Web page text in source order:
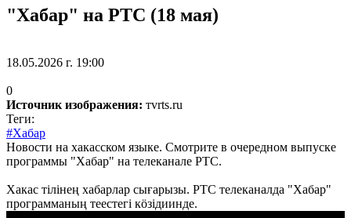
"Хабар" на РТС (18 мая)
18.05.2026 г. 19:00
0
Источник изображения: тvrts.ru
Теги:
#Хабар
Новости на хакасском языке. Смотрите в очередном выпуске
программы "Хабар" на телеканале РТС.
Хакас тілінең хабарлар сығарызы. РТС телеканалда "Хабар"
программаның теестегі кöзідиинде.